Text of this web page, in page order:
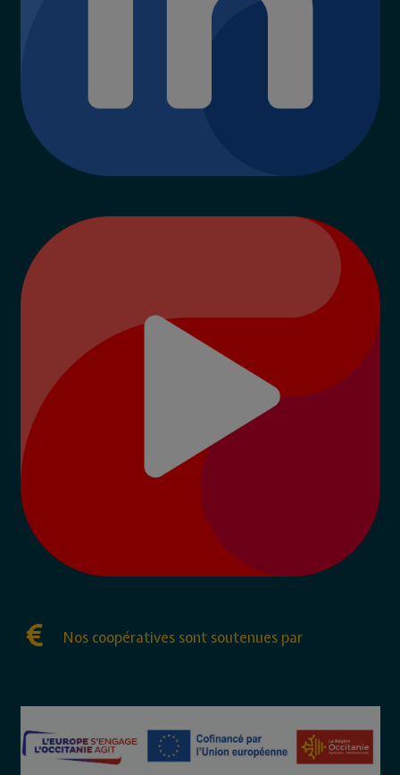
Nos coopératives sont soutenues par